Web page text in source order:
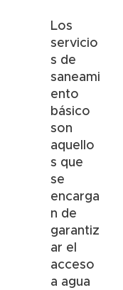
Los
servicio
s de
saneami
ento
básico
son
aquello
s que
se
encarga
n de
garantiz
ar el
acceso
a agua